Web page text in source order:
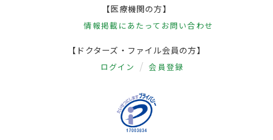
【医療機関の方】
情報掲載にあたって お問い合わせ
【ドクターズ・ファイル会員の方】
ログイン 会員登録